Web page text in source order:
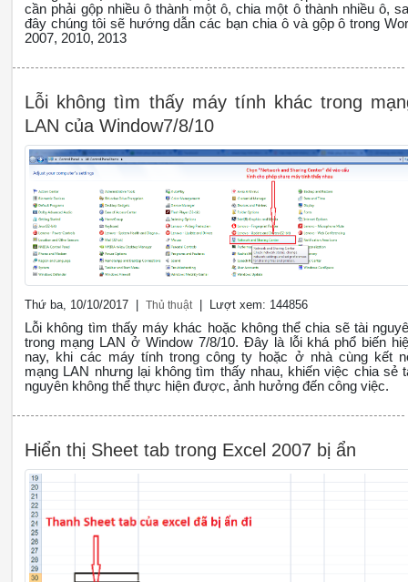
cần phải gộp nhiều ô thành một ô, chia một ô thành nhiều ô,
đây chúng tôi sẽ hướng dẫn các bạn chia ô và gộp ô trong
2007, 2010, 2013
Lỗi không tìm thấy máy tính khác trong
LAN của Window7/8/10
Thứ ba, 10/10/2017 |Thủ thuật | Lượt xem: 144856
Lỗi không tìm thấy máy khác hoặc không thể chia sẽ tài
trong mạng LAN ở Window 7/8/10. Đây là lỗi khá phổ biến
nay, khi các máy tính trong công ty hoặc ở nhà cùng kết
mạng LAN nhưng lại không tìm thấy nhau, khiến việc chia sẻ
nguyên không thể thực hiện được, ảnh hưởng đến công việc.
Hiển thị Sheet tab trong Excel 2007 bị ẩn